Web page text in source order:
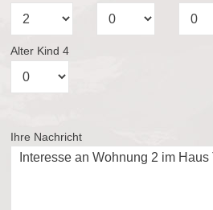
Alter Kind 4
Ihre Nachricht